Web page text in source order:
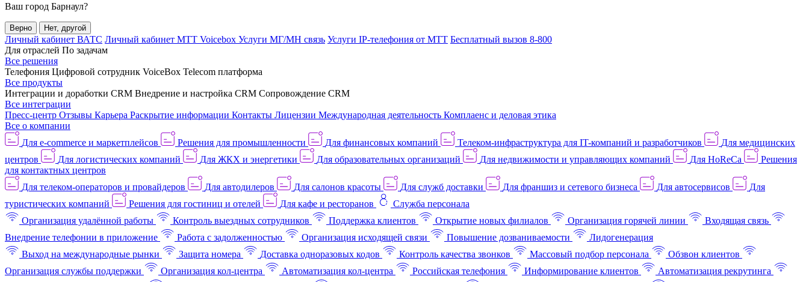
Ваш город Барнаул?
Верно Нет, другой
Личный кабинет ВАТС Личный кабинет МТТ Voicebox Услуги МГ/МН связь Услуги IP-телефония от МТТ Бесплатный вызов 8-800
Для отраслей По задачам
Все решения
Телефония Цифровой сотрудник VoiceBox Telecom платформа
Все продукты
Интеграции и доработки CRM Внедрение и настройка CRM Сопровождение CRM
Все интеграции
Пресс-центр Отзывы Карьера Раскрытие информации Контакты Лицензии Международная деятельность Комплаенс и деловая этика
Все о компании
Для e-commerce и маркетплейсов
Решения для промышленности Для финансовых компаний Телеком-инфраструктура для IT-компаний и разработчиков
Для медицинских
центров
Для логистических компаний Для ЖКХ и энергетики Для образовательных организаций Для недвижимости и управляющих компаний Для HoReCa
Решения
для контактных центров
Для телеком-операторов и провайдеров
Для автодилеров Для салонов красоты Для служб доставки Для франшиз и сетевого бизнеса Для автосервисов
Для
туристических компаний
Решения для гостиниц и отелей Для кафе и ресторанов
Служба персонала
Организация удалённой работы
Контроль выездных сотрудников Поддержка клиентов Открытие новых филиалов Организация горячей линии
Входящая связь
Внедрение телефонии в приложение
Работа с задолженностью Организация исходящей связи Повышение дозваниваемости
Лидогенерация
Выход на международные рынки
Защита номера Доставка одноразовых кодов Контроль качества звонков Массовый подбор персонала
Обзвон клиентов
Организация службы поддержки
Организация кол-центра Автоматизация кол-центра Российская телефония Информирование клиентов
Автоматизация рекрутинга